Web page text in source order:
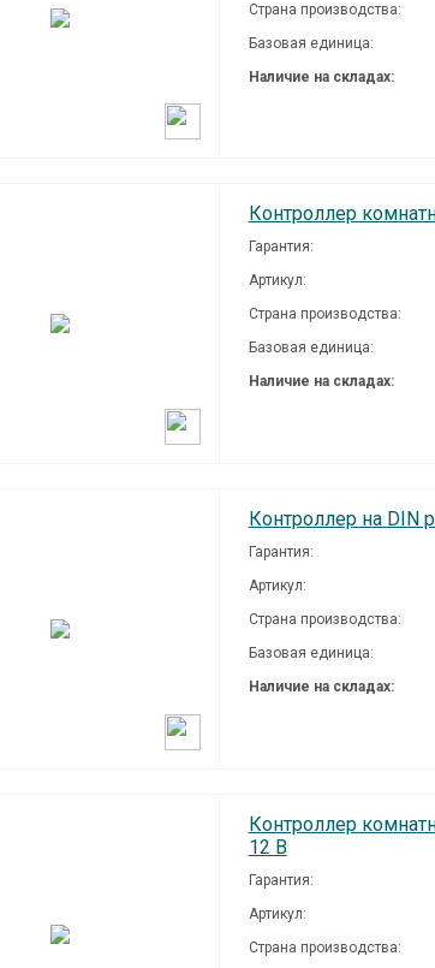
Страна производства:
Базовая единица:
Наличие на складах:
Контроллер
Гарантия:
Артикул:
Страна производства:
Базовая единица:
Наличие на складах:
Контроллер на DIN
Гарантия:
Артикул:
Страна производства:
Базовая единица:
Наличие на складах:
Контроллер
12 В
Гарантия:
Артикул:
Страна производства: